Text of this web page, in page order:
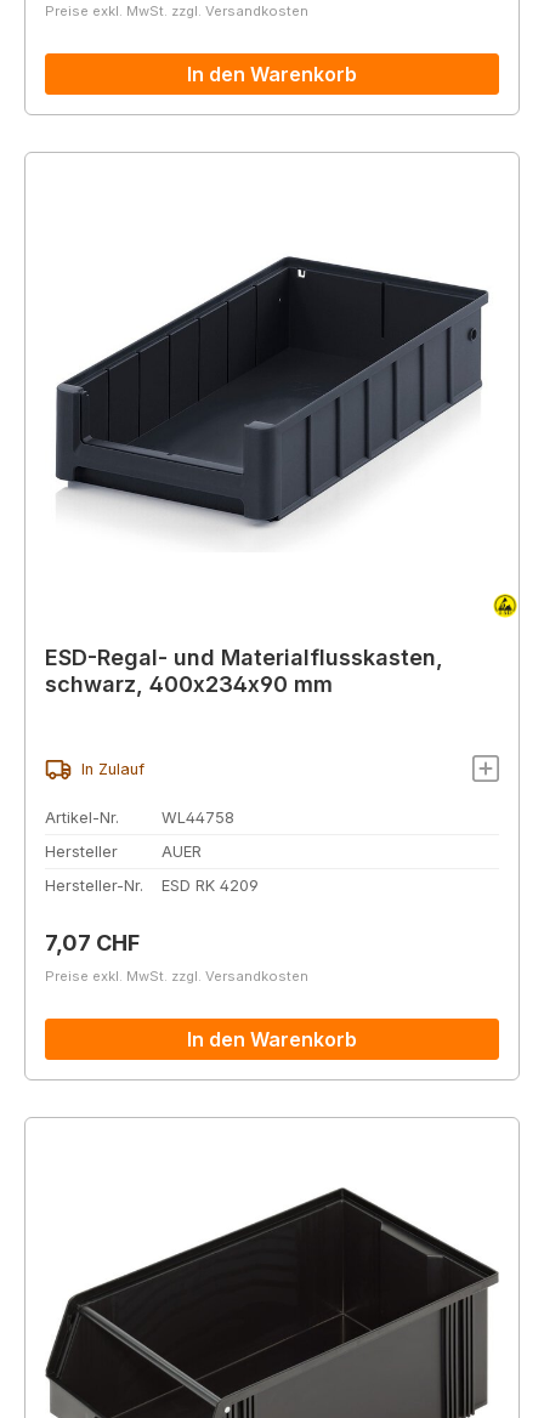
Preise exkl. MwSt. zzgl. Versandkosten
In den Warenkorb
ESD-Regal- und Materialflusskasten,
schwarz, 400x234x90 mm
In Zulauf
Artikel-Nr.
WL44758
Hersteller
AUER
Hersteller-Nr.
ESD RK 4209
Regulärer Preis:
7,07 CHF
Preise exkl. MwSt. zzgl. Versandkosten
In den Warenkorb